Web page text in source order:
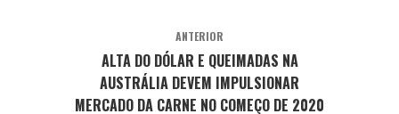
ANTERIOR
ALTA DO DÓLAR E QUEIMADAS NA
AUSTRÁLIA DEVEM IMPULSIONAR
MERCADO DA CARNE NO COMEÇO DE 2020